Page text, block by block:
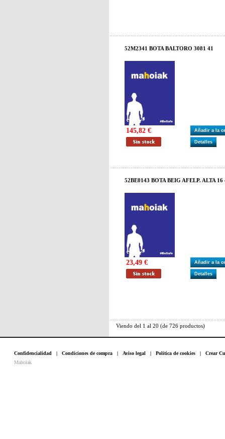
52M2341 BOTA BALTORO 3081 41
145,82 € Añadir a la
Detalles
52BE0143 BOTA BEIG AFELP. ALTA 16
23,49 € Añadir a la
Detalles
Viendo del 1 al 20 (de 726 productos)
Confidencialidad | Condiciones de compra | Aviso legal | Politica de cookies | Crear
Mahoiak